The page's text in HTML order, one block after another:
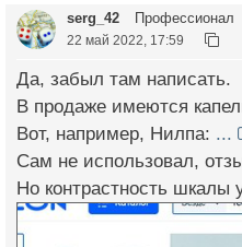
serg_42 Профессионал
22 май 2022, 17:59
Да, забыл там написать.
В продаже имеются
Вот, например, Нилпа: ...
Сам не использовал,
Но контрастность шкалы